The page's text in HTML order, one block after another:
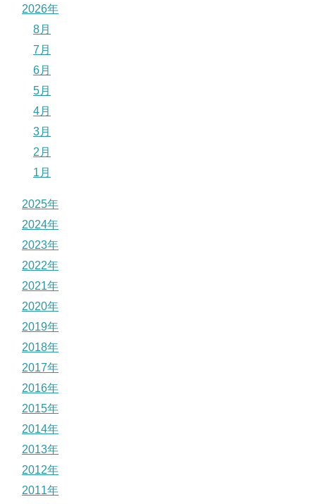
2026年
8月
7月
6月
5月
4月
3月
2月
1月
2025年
2024年
2023年
2022年
2021年
2020年
2019年
2018年
2017年
2016年
2015年
2014年
2013年
2012年
2011年